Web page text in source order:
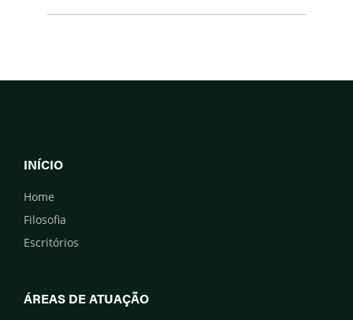
INÍCIO
Home
Filosofia
Escritórios
ÁREAS DE ATUAÇÃO